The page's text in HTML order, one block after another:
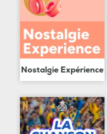
Nostalgie Expérience